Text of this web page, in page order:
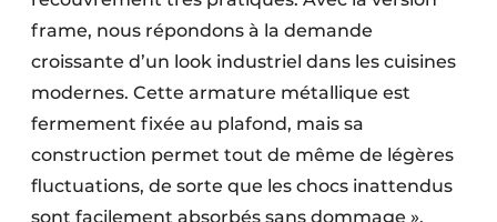
frame, nous répondons à la demande
croissante d’un look industriel dans les cuisines
modernes. Cette armature métallique est
fermement fixée au plafond, mais sa
construction permet tout de même de légères
fluctuations, de sorte que les chocs inattendus
sont facilement absorbés sans dommage »,